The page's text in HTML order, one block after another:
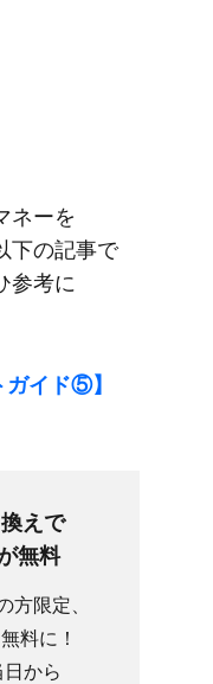
ネーを​
下の​記事で​
参考に​
ガイド⑤】
えで​
無料
方​限定、​
料に！​
から​